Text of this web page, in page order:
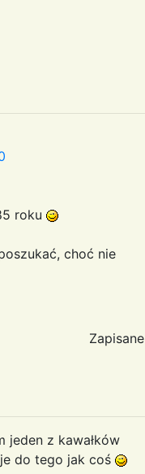
roku
choć nie
Zapisane
jeden z kawałków
do tego jak coś